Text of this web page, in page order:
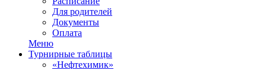
Для родителей
Документы
Оплата
Меню
Турнирные таблицы
«Нефтехимик»